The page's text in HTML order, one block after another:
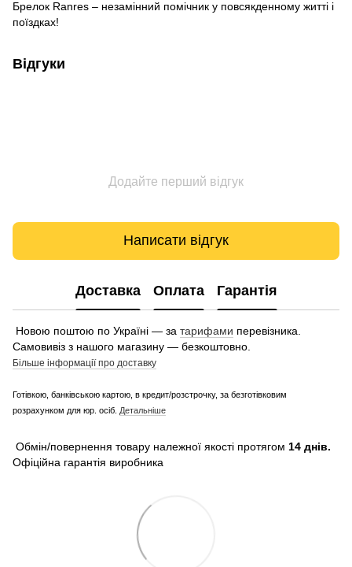
Брелок Ranres – незамінний помічник у повсякденному житті і
поїздках!
Відгуки
Додайте перший відгук
Написати відгук
Доставка Оплата Гарантія
Новою поштою по Україні — за тарифами перевізника.
Самовивіз з нашого магазину — безкоштовно.
Більше інформації про доставку
Готівкою, банківською картою, в кредит/розстрочку, за безготівковим
розрахунком для юр. осіб. Детальніше
Обмін/повернення товару належної якості протягом 14 днів.
Офіційна гарантія виробника